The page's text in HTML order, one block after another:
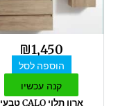
₪1,450
הוספה לסל
קנה עכשיו
ארון תלוי CALO טבעי